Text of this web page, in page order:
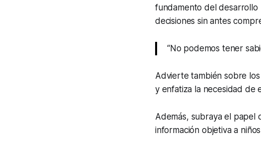
fundamento del desarrollo
decisiones sin antes
“No podemos tener
Advierte también sobre
y enfatiza la necesidad de
Además, subraya el
información objetiva a